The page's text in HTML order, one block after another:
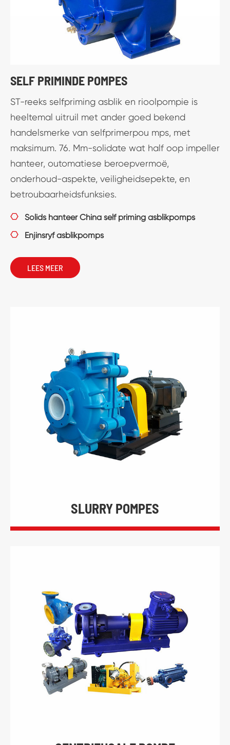
SELF PRIMINDE POMPES
ST-reeks selfpriming asblik en rioolpompie is
heeltemal uitruil met ander goed bekend
handelsmerke van selfprimerpou mps, met
maksimum. 76. Mm-solidate wat half oop impeller
hanteer, outomatiese beroepvermoë,
onderhoud-aspekte, veiligheidsepekte, en
betroubaarheidsfunksies.
 Solids hanteer China self priming asblikpomps
 Enjinsryf asblikpomps
LEES MEER
SLURRY POMPES